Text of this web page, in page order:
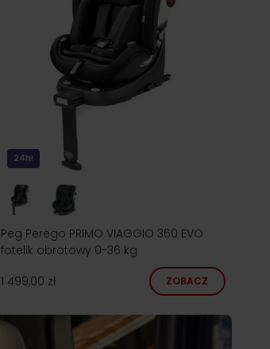
24h!
Peg Perego PRIMO VIAGGIO 360 EVO
fotelik obrotowy 0-36 kg
1 499,00 zł
ZOBACZ